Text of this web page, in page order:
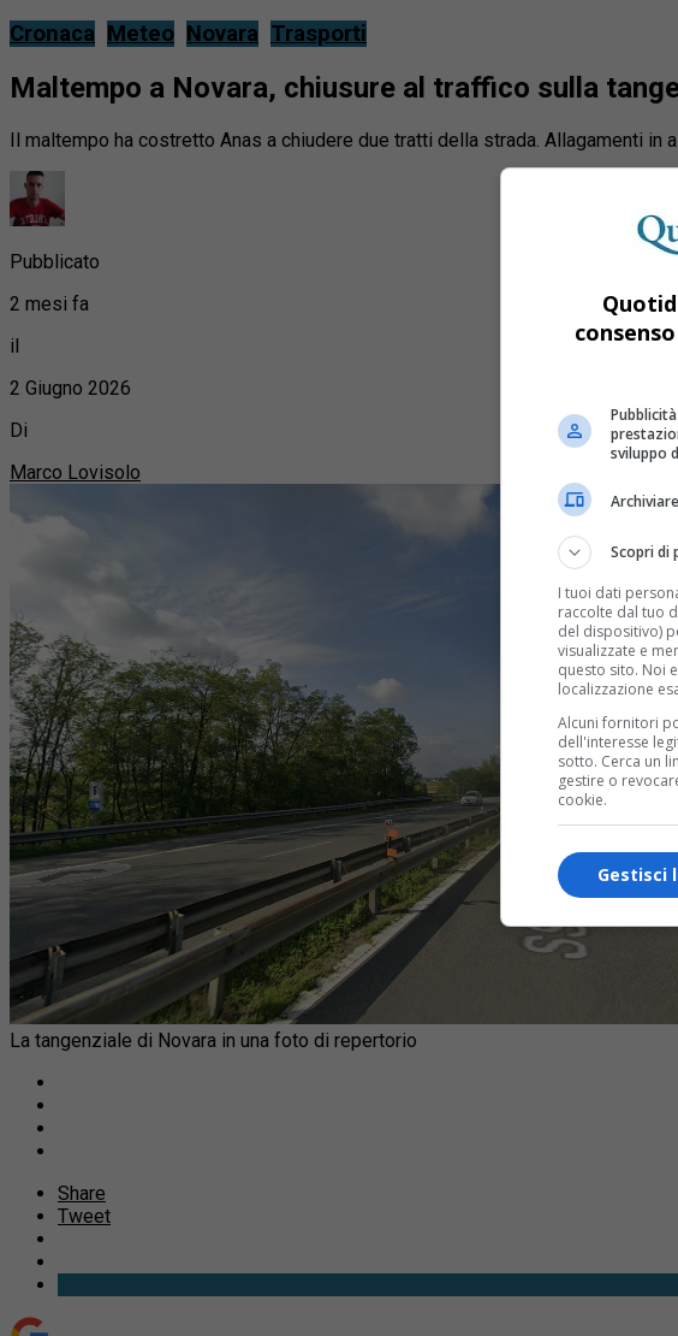
Cronaca Meteo Novara Trasporti
Maltempo a Novara, chiusure al traffico sulla
Il maltempo ha costretto Anas a chiudere due tratti della strada. Allagamenti in
Pubblicato
2 mesi fa
il
2 Giugno 2026
Di
Marco Lovisolo
La tangenziale di Novara in una foto di repertorio
Share
Tweet
sviluppo
Scopri di
I tuoi dati
raccolte dal tuo
del dispositivo)
visualizzate e
questo sito. Noi
localizzazione
Alcuni fornitori
dell'interesse
sotto. Cerca un
gestire o
cookie.
Gestisci